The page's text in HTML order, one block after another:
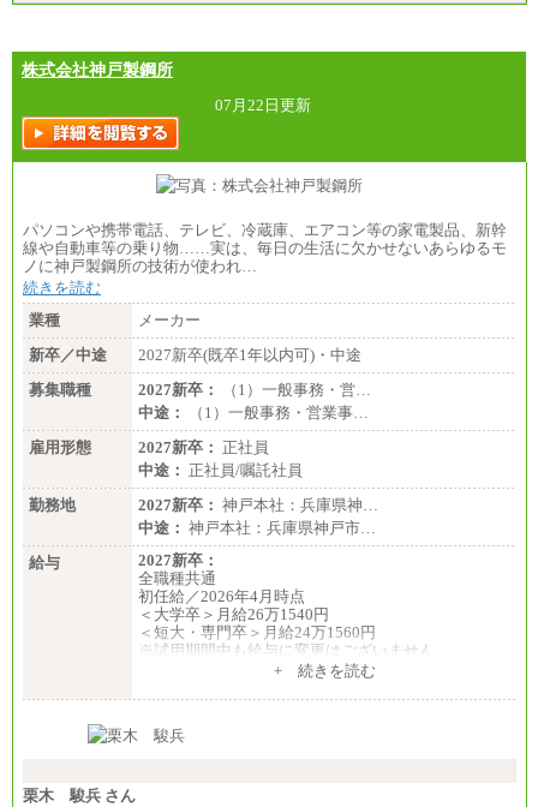
株式会社神戸製鋼所
07月22日更新
パソコンや携帯電話、テレビ、冷蔵庫、エアコン等の家電製品、新幹
線や自動車等の乗り物……実は、毎日の生活に欠かせないあらゆるモ
ノに神戸製鋼所の技術が使われ…
続きを読む
業種
メーカー
新卒／中途
2027新卒(既卒1年以内可)・中途
募集職種
2027新卒：
（1）一般事務・営…
中途：
（1）一般事務・営業事…
雇用形態
2027新卒： 正社員
中途： 正社員/嘱託社員
勤務地
2027新卒： 神戸本社：兵庫県神…
中途： 神戸本社：兵庫県神戸市…
給与
2027新卒：
全職種共通
初任給／2026年4月時点
＜大学卒＞月給26万1540円
＜短大・専門卒＞月給24万1560円
※試用期間中も給与に変更はございません
月給24万円～
※試用期間中も給与に変更はございません
+ 続きを読む
栗木 駿兵 さん